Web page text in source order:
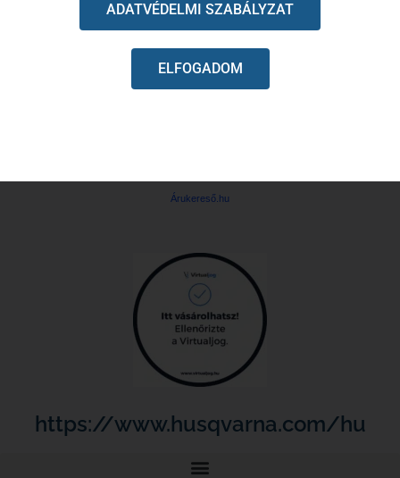
Árukereső.hu
https://www.husqvarna.com/hu
ADATVÉDELMI SZABÁLYZAT
ELFOGADOM